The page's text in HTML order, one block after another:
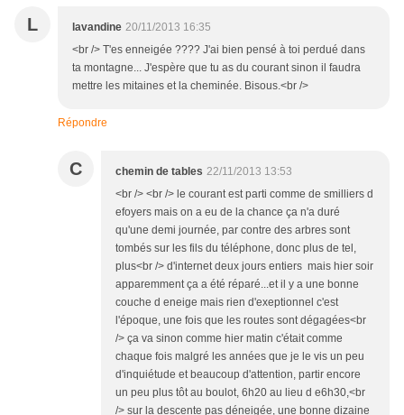
L lavandine 20/11/2013 16:35
<br /> T'es enneigée ???? J'ai bien pensé à toi perdué dans
ta montagne... J'espère que tu as du courant sinon il faudra
mettre les mitaines et la cheminée. Bisous.<br />
Répondre
C chemin de tables 22/11/2013 13:53
<br /> <br /> le courant est parti comme de smilliers d
efoyers mais on a eu de la chance ça n'a duré
qu'une demi journée, par contre des arbres sont
tombés sur les fils du téléphone, donc plus de tel,
plus<br /> d'internet deux jours entiers mais hier soir
apparemment ça a été réparé...et il y a une bonne
couche d eneige mais rien d'exeptionnel c'est
l'époque, une fois que les routes sont dégagées<br
/> ça va sinon comme hier matin c'était comme
chaque fois malgré les années que je le vis un peu
d'inquiétude et beaucoup d'attention, partir encore
un peu plus tôt au boulot, 6h20 au lieu d e6h30,<br
/> sur la descente pas déneigée, une bonne dizaine